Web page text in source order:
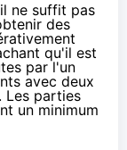
ne suffit pas
des
qu'il est
par l'un
avec deux
Les parties
un minimum